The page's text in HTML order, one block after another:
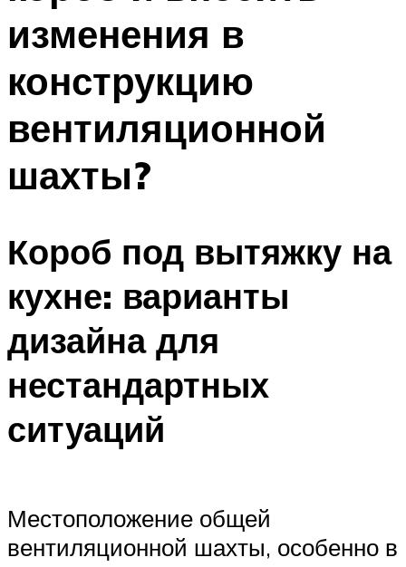
изменения в
конструкцию
вентиляционной
шахты?
Короб под вытяжку на
кухне: варианты
дизайна для
нестандартных
ситуаций
Местоположение общей
вентиляционной шахты, особенно в